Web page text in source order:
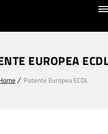
EUROPEA
Patente Europea ECDL